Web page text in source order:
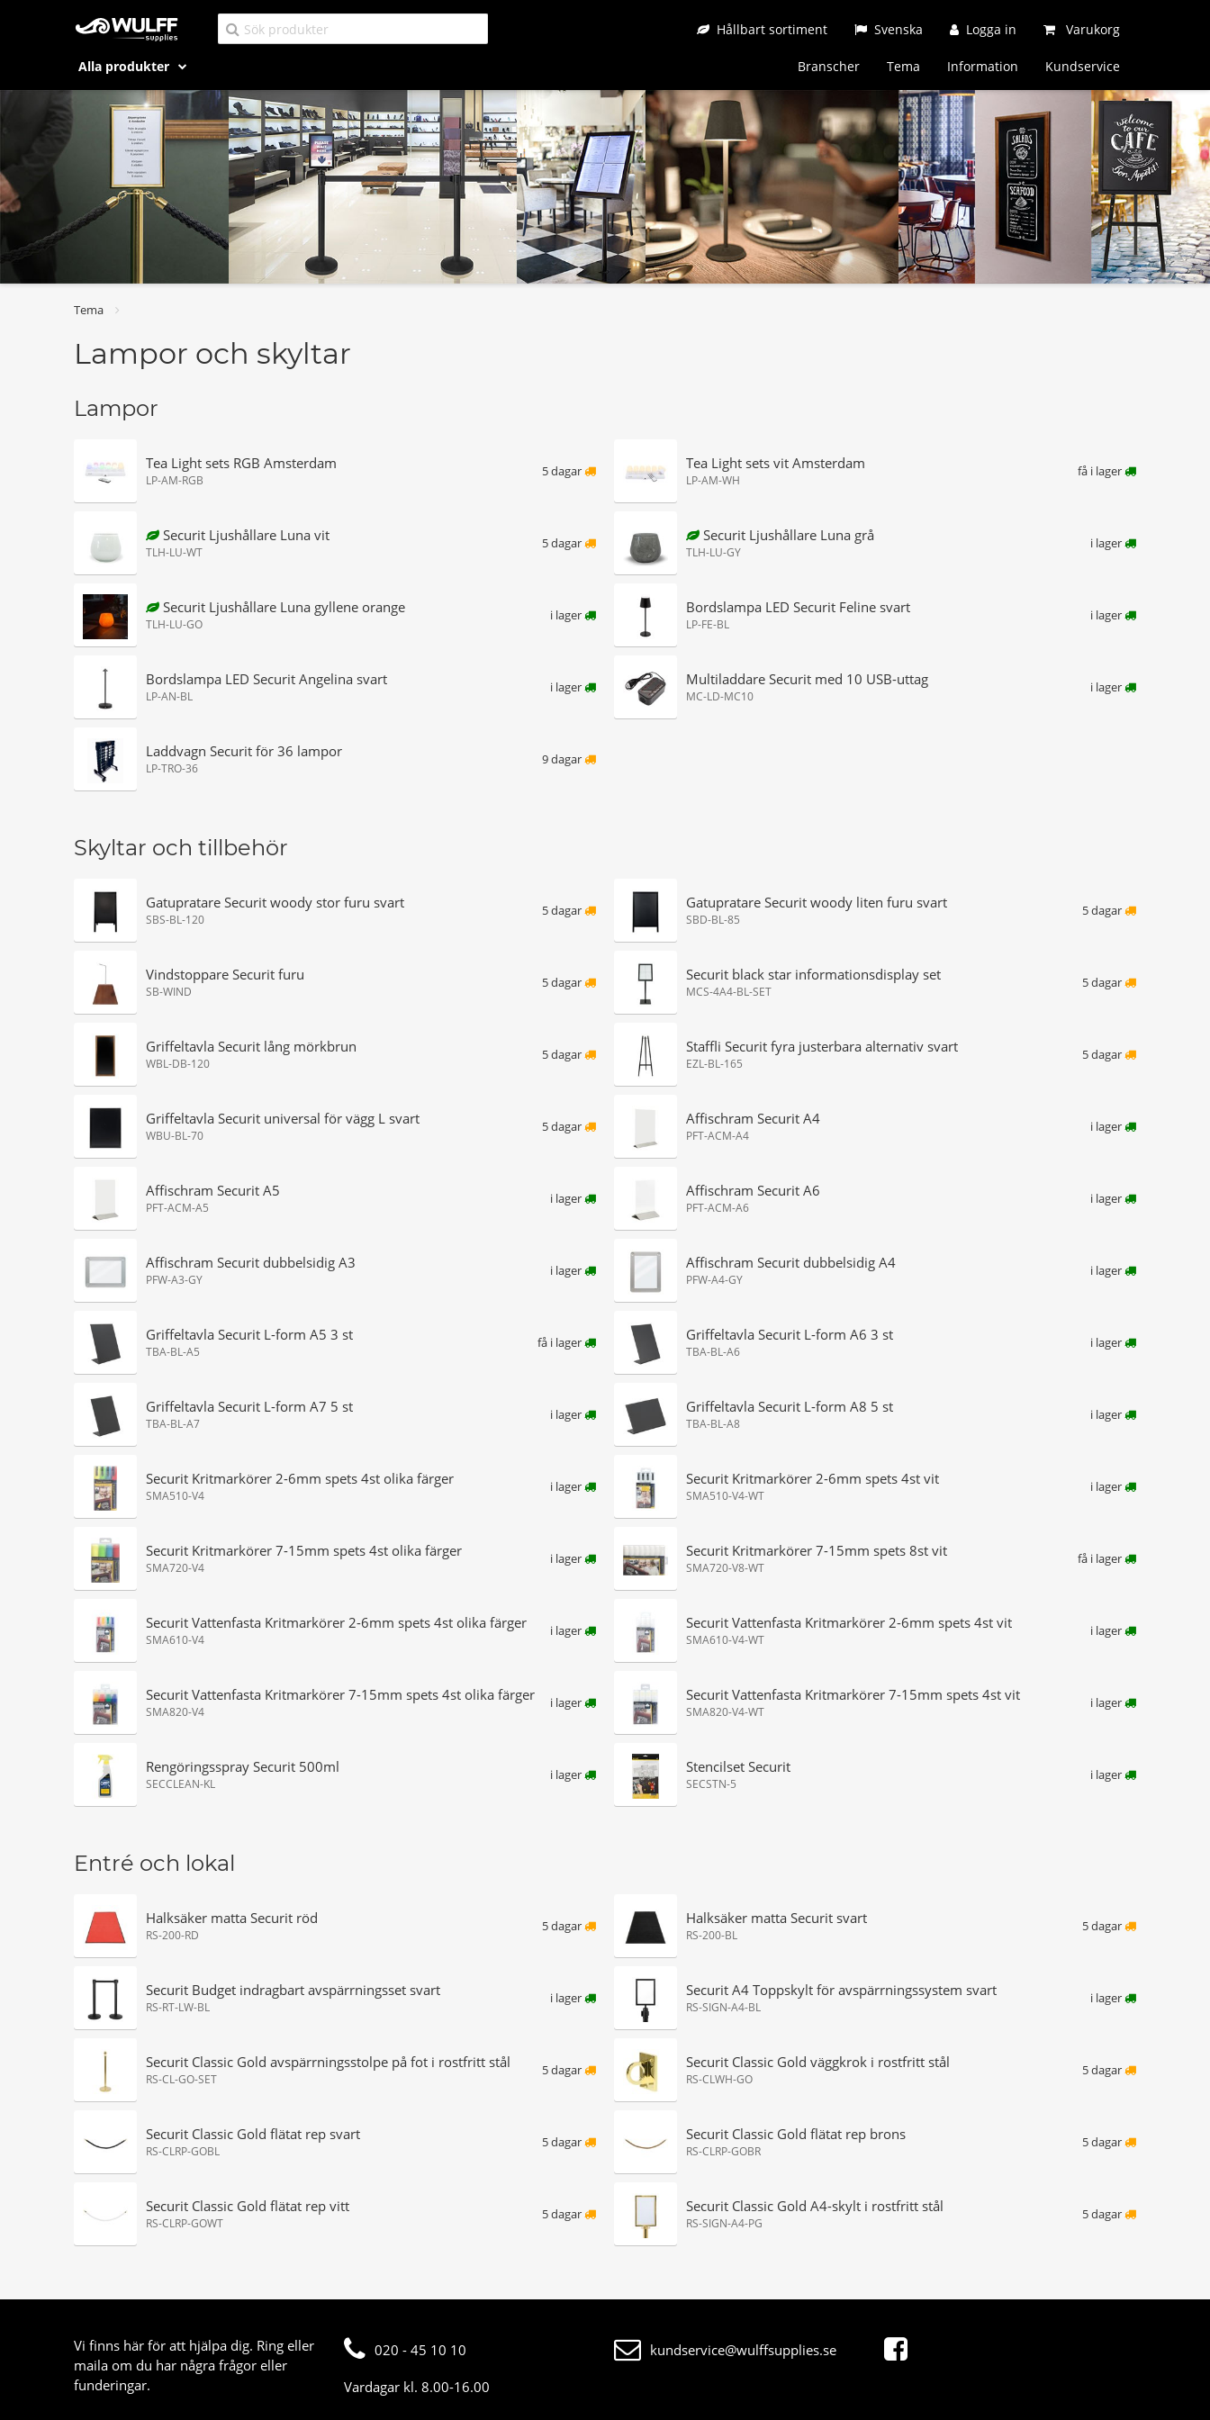
Hållbart sortiment Svenska Logga in Varukorg
Alla produkter Branscher Tema Information Kundservice
Tema
Lampor och skyltar
Lampor
Tea Light sets RGB Amsterdam
LP-AM-RGB
5 dagar Tea Light sets vit Amsterdam
LP-AM-WH
få i lager
Securit Ljushållare Luna vit
TLH-LU-WT
5 dagar Securit Ljushållare Luna grå
TLH-LU-GY
i lager
Securit Ljushållare Luna gyllene orange
TLH-LU-GO
i lager Bordslampa LED Securit Feline svart
LP-FE-BL
i lager
Bordslampa LED Securit Angelina svart
LP-AN-BL
i lager Multiladdare Securit med 10 USB-uttag
MC-LD-MC10
i lager
Laddvagn Securit för 36 lampor
LP-TRO-36
9 dagar
Skyltar och tillbehör
Gatupratare Securit woody stor furu svart
SBS-BL-120
5 dagar Gatupratare Securit woody liten furu svart
SBD-BL-85
5 dagar
Vindstoppare Securit furu
SB-WIND
5 dagar Securit black star informationsdisplay set
MCS-4A4-BL-SET
5 dagar
Griffeltavla Securit lång mörkbrun
WBL-DB-120
5 dagar Staffli Securit fyra justerbara alternativ svart
EZL-BL-165
5 dagar
Griffeltavla Securit universal för vägg L svart
WBU-BL-70
5 dagar Affischram Securit A4
PFT-ACM-A4
i lager
Affischram Securit A5
PFT-ACM-A5
i lager Affischram Securit A6
PFT-ACM-A6
i lager
Affischram Securit dubbelsidig A3
PFW-A3-GY
i lager Affischram Securit dubbelsidig A4
PFW-A4-GY
i lager
Griffeltavla Securit L-form A5 3 st
TBA-BL-A5
få i lager Griffeltavla Securit L-form A6 3 st
TBA-BL-A6
i lager
Griffeltavla Securit L-form A7 5 st
TBA-BL-A7
i lager Griffeltavla Securit L-form A8 5 st
TBA-BL-A8
i lager
Securit Kritmarkörer 2-6mm spets 4st olika färger
SMA510-V4
i lager Securit Kritmarkörer 2-6mm spets 4st vit
SMA510-V4-WT
i lager
Securit Kritmarkörer 7-15mm spets 4st olika färger
SMA720-V4
i lager Securit Kritmarkörer 7-15mm spets 8st vit
SMA720-V8-WT
få i lager
Securit Vattenfasta Kritmarkörer 2-6mm spets 4st olika färger
SMA610-V4
i lager Securit Vattenfasta Kritmarkörer 2-6mm spets 4st vit
SMA610-V4-WT
i lager
Securit Vattenfasta Kritmarkörer 7-15mm spets 4st olika färger
SMA820-V4
i lager Securit Vattenfasta Kritmarkörer 7-15mm spets 4st vit
SMA820-V4-WT
i lager
Rengöringsspray Securit 500ml
SECCLEAN-KL
i lager Stencilset Securit
SECSTN-5
i lager
Entré och lokal
Halksäker matta Securit röd
RS-200-RD
5 dagar Halksäker matta Securit svart
RS-200-BL
5 dagar
Securit Budget indragbart avspärrningsset svart
RS-RT-LW-BL
i lager Securit A4 Toppskylt för avspärrningssystem svart
RS-SIGN-A4-BL
i lager
Securit Classic Gold avspärrningsstolpe på fot i rostfritt stål
RS-CL-GO-SET
5 dagar Securit Classic Gold väggkrok i rostfritt stål
RS-CLWH-GO
5 dagar
Securit Classic Gold flätat rep svart
RS-CLRP-GOBL
5 dagar Securit Classic Gold flätat rep brons
RS-CLRP-GOBR
5 dagar
Securit Classic Gold flätat rep vitt
RS-CLRP-GOWT
5 dagar Securit Classic Gold A4-skylt i rostfritt stål
RS-SIGN-A4-PG
5 dagar
Vi finns här för att hjälpa dig. Ring eller
maila om du har några frågor eller
funderingar.
020 - 45 10 10
Vardagar kl. 8.00-16.00
kundservice@wulffsupplies.se